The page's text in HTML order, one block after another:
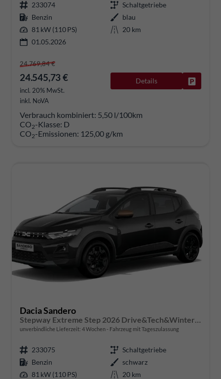
233074
Schaltgetriebe
Benzin
blau
81 kW (110 PS)
20 km
01.05.2026
24.769,84 €
24.545,73 €
incl. 20% MwSt.
inkl. NoVA
Details
Verbrauch kombiniert: 5,50 l/100km
CO2-Klasse: D
CO2-Emissionen: 125,00 g/km
Dacia Sandero
Stepway Extreme Step 2026 Drive&Tech&Winter-Pack
unverbindliche Lieferzeit: 4 Wochen Fahrzeug mit Tageszulassung
233075
Schaltgetriebe
Benzin
schwarz
81 kW (110 PS)
20 km